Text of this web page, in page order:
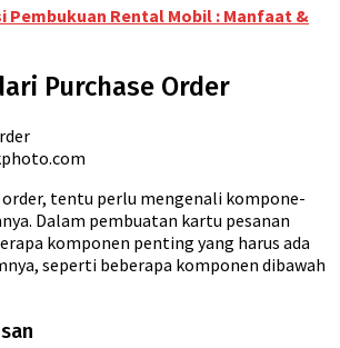
Pembukuan Rental Mobil : Manfaat &
Purchase Order
order, tentu perlu mengenali kompone-
Dalam pembuatan kartu pesanan
komponen penting yang harus ada
seperti beberapa komponen dibawah